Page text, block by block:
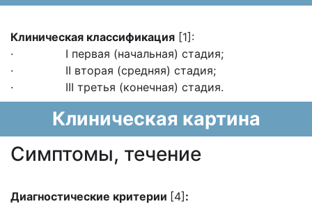
Клиническая классификация [1]:
· I первая (начальная) стадия;
· II вторая (средняя) стадия;
· III третья (конечная) стадия.
Клиническая картина
Cимптомы, течение
Диагностические критерии [4] :